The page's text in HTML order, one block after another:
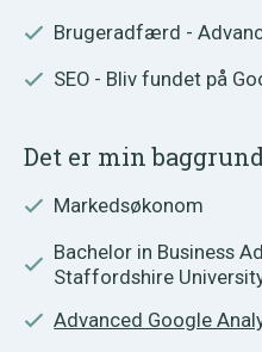
Brugeradfærd -
SEO - Bliv fundet på
Det er min
Markedsøkonom
Bachelor in Business
Staffordshire
Advanced Google